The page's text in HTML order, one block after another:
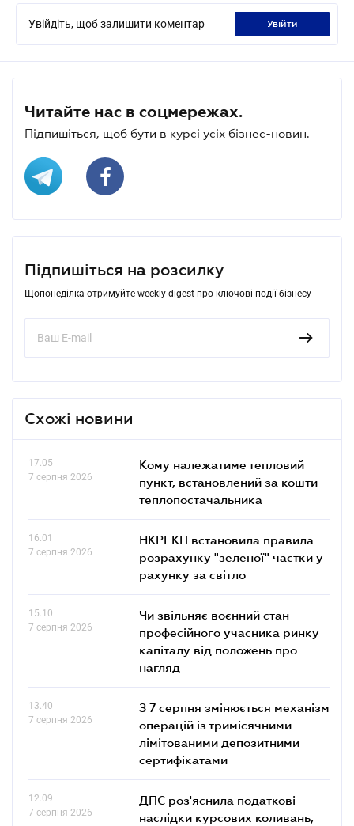
Увійдіть, щоб залишити коментар увійти
Читайте нас в соцмережах.
Підпишіться, щоб бути в курсі усіх бізнес-новин.
Підпишіться на розсилку
Щопонеділка отримуйте weekly-digest про ключові події бізнесу
Схожі новини
17.05
7 серпня 2026
Кому належатиме тепловий
пункт, встановлений за кошти
теплопостачальника
16.01
7 серпня 2026
НКРЕКП встановила правила
розрахунку "зеленої" частки у
рахунку за світло
15.10
7 серпня 2026
Чи звільняє воєнний стан
професійного учасника ринку
капіталу від положень про
нагляд
13.40
7 серпня 2026
З 7 серпня змінюється механізм
операцій із тримісячними
лімітованими депозитними
сертифікатами
12.09
7 серпня 2026
ДПС роз'яснила податкові
наслідки курсових коливань,